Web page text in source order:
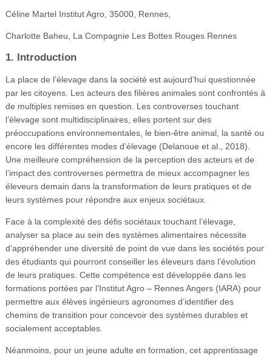
Céline Martel Institut Agro, 35000, Rennes,
Charlotte Baheu, La Compagnie Les Bottes Rouges Rennes
1. Introduction
La place de l’élevage dans la société est aujourd’hui questionnée
par les citoyens. Les acteurs des filières animales sont confrontés à
de multiples remises en question. Les controverses touchant
l’élevage sont multidisciplinaires, elles portent sur des
préoccupations environnementales, le bien-être animal, la santé ou
encore les différentes modes d’élevage (Delanoue et al., 2018).
Une meilleure compréhension de la perception des acteurs et de
l’impact des controverses permettra de mieux accompagner les
éleveurs demain dans la transformation de leurs pratiques et de
leurs systèmes pour répondre aux enjeux sociétaux.
Face à la complexité des défis sociétaux touchant l’élevage,
analyser sa place au sein des systèmes alimentaires nécessite
d’appréhender une diversité de point de vue dans les sociétés pour
des étudiants qui pourront conseiller les éleveurs dans l’évolution
de leurs pratiques. Cette compétence est développée dans les
formations portées par l’Institut Agro – Rennes Angers (IARA) pour
permettre aux élèves ingénieurs agronomes d’identifier des
chemins de transition pour concevoir des systèmes durables et
socialement acceptables.
Néanmoins, pour un jeune adulte en formation, cet apprentissage